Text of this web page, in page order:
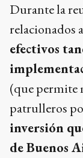
Durante la
relacionados
efectivos
(que permite
patrulleros
inversión
de Buenos